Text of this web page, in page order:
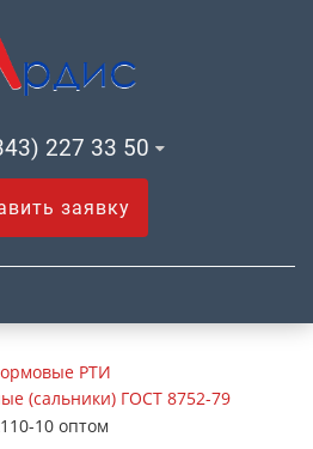
227 33 50
заявку
РТИ
(сальники) ГОСТ 8752-79
10 оптом